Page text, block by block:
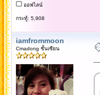
ออฟไลน์
กระทู้: 5,908
iamfrommoon
Cmadong ชั้นเซียน